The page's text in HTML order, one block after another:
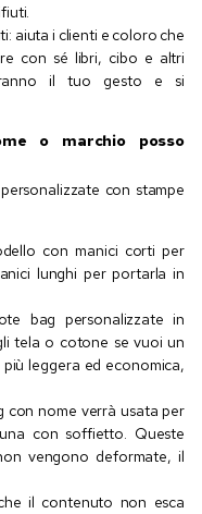
aiuta i clienti e coloro che
con sé libri, cibo e altri
il tuo gesto e si
o marchio posso
con stampe
con manici corti per
lunghi per portarla in
bag personalizzate in
tela o cotone se vuoi un
leggera ed economica,
con nome verrà usata per
con soffietto. Queste
vengono deformate, il
il contenuto non esca